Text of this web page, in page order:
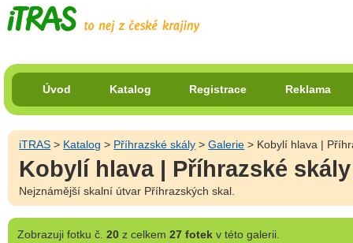
Úvod Katalog Registrace Reklama
iTRAS > Katalog > Příhrazské skály >Galerie > Kobylí hlava |
Kobylí hlava | Příhrazské
Nejznámější skalní útvar Příhrazských skal.
Zobrazujifotku č. 20z celkem 27 fotekv této galerii.